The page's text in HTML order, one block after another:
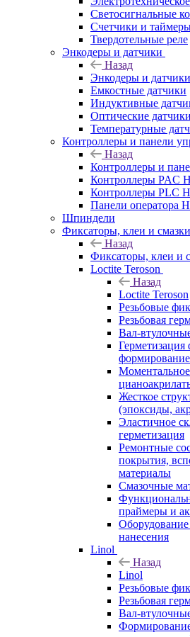
Светосигнальные
Счетчики и
Твердотельные реле
Энкодеры и датчики
Назад
Энкодеры и датчики
Емкостные датчики
Индуктивные
Оптические датчики
Температурные
Контроллеры и панели
Назад
Контроллеры и
Контроллеры PAC
Контроллеры PLC
Панели оператора
Шпиндели
Фиксаторы, клеи и смазки
Назад
Фиксаторы, клеи и
Loctite Teroson
Назад
Loctite Teroson
Резьбовые
Резьбовая
Вал-
Герметизация
Жесткое
(эпоксиды,
Эластичное
герметизация
Ремонтные
покрытия,
материалы
Смазочные
праймеры и
Оборудование
нанесения
Linol
Назад
Linol
Резьбовые
Резьбовая
Вал-